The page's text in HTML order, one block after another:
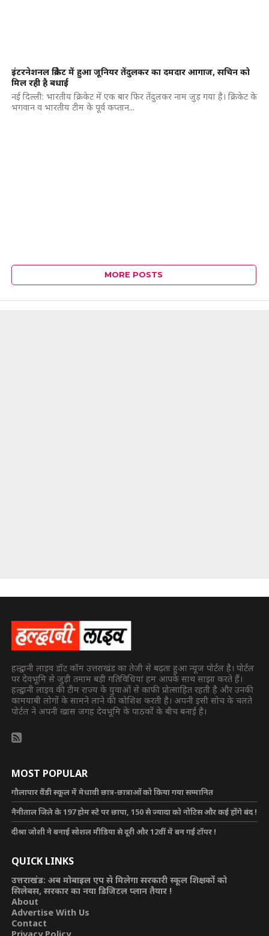
इंटरनेशनल क्रिकेट में हुआ जूनियर तेंदुलकर का दमदार आगाज, सचिन को
मिल रही है बधाई
नई दिल्ली: भारतीय क्रिकेट में एक बार फिर तेंदुलकर नाम जुड़ गया है। क्रिकेट के
भगवान व भारतीय टीम के पूर्व कप्तान...
MORE POSTS
हल्द्वानी लाइव डॉट कॉम उत्तराखंड का तेजी से बढ़ता हुआ न्यूज पोर्टल है। पोर्टल
पर देवभूमि से जुड़ी तमाम बड़ी गतिविधियां हम आपके साथ साझा करते हैं।
हल्द्वानी लाइव की टीम राज्य के युवाओं से काफी प्रोत्साहित रहती है और उनकी
कामयाबी लोगों के सामने लाने की कोशिश करती है। अपनी इसी सोच के चलते
पोर्टल ने अपनी खास जगह देवभूमि के पाठकों के बीच बनाई है।
MOST POPULAR
गौलापार वैंडी स्कूल में मेधावी छात्र-छात्राओं को किया गया सम्मानित
नैनीताल जिले के 197 होम स्टे पर छापा, 150 से ज्यादा को नोटिस और कई होंगे बंद !
दीश्रा जोशी ने बनाई सोशल मीडिया से दूरी और 12वीं में बन गई टॉपर !
QUICK LINKS
उत्तराखंड: अब मोबाइल एप से मिलेगा सरकारी स्कूल शिक्षकों को
सिलेबस, सरकार का नया डिजिटल प्लान तैयार !
About
Advertise With Us
Contact